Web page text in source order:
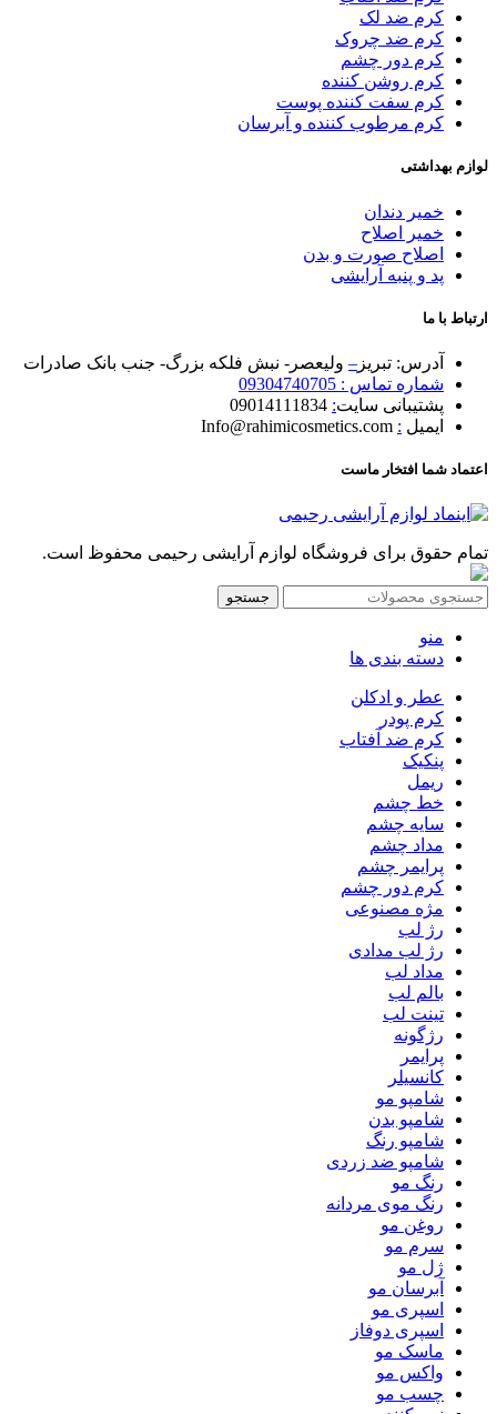
کرم ضد لک
کرم ضد چروک
کرم دور چشم
کرم روشن کننده
کرم سفت کننده پوست
کرم مرطوب کننده و آبرسان
لوازم بهداشتی
خمیر دندان
خمیر اصلاح
اصلاح صورت و بدن
پد و پنبه آرایشی
ارتباط با ما
آدرس: تبریز – ولیعصر- نبش فلکه بزرگ- جنب بانک صادرات
شماره تماس : 09304740705
پشتیبانی سایت:
ایمیل :
اعتماد شما افتخار ماست
تمام حقوق برای فروشگاه لوازم آرایشی رحیمی محفوظ است.
جستجو
منو
دسته بندی ها
عطر و ادکلن
کرم پودر
کرم ضد آفتاب
پنکیک
ریمل
خط چشم
سایه چشم
مداد چشم
پرایمر چشم
کرم دور چشم
مژه مصنوعی
رژ لب
رژ لب مدادی
مداد لب
بالم لب
تینت لب
رژگونه
پرایمر
کانسیلر
شامپو مو
شامپو بدن
شامپو رنگ
شامپو ضد زردی
رنگ مو
رنگ موی مردانه
روغن مو
سرم مو
ژل مو
آبرسان مو
اسپری مو
اسپری دوفاز
ماسک مو
واکس مو
چسب مو